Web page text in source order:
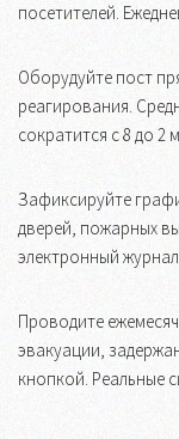
посетителей.
Оборудуйте пост
реагирования.
сократится с 8 до 2
Зафиксируйте
дверей, пожарных
электронный
Проводите
эвакуации,
кнопкой. Реальные